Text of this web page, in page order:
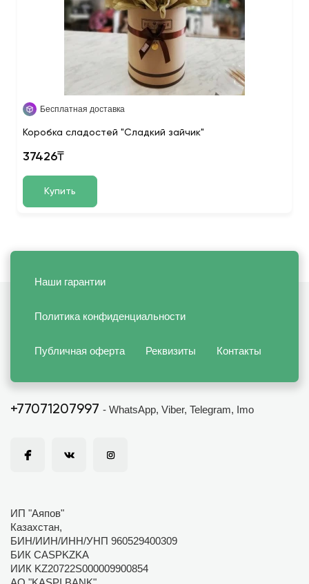
Бесплатная доставка
Коробка сладостей "Сладкий зайчик"
37426₸
Купить
Наши гарантии
Политика конфиденциальности
Публичная оферта Реквизиты Контакты
+77071207997 - WhatsApp, Viber, Telegram, Imo
ИП "Аяпов"
Казахстан,
БИН/ИИН/ИНН/УНП 960529400309
БИК CASPKZKA
ИИК KZ20722S000009900854